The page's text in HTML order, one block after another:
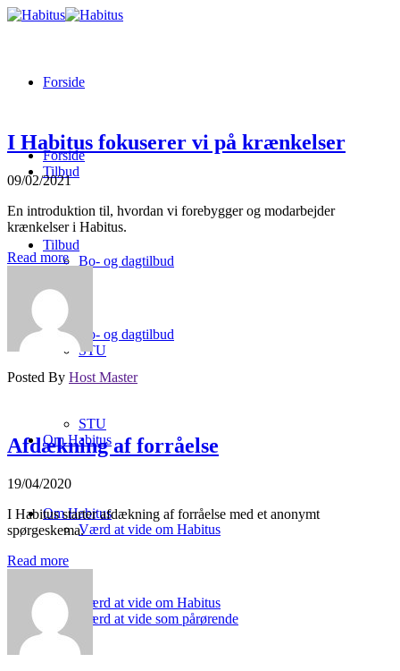
Forside
Tilbud
Bo- og dagtilbud
STU
Om Habitus
Værd at vide om Habitus
Værd at vide som pårørende
Forside
Tilbud
Bo- og dagtilbud
STU
Om Habitus
Værd at vide om Habitus
I Habitus fokuserer vi på krænkelser
09/02/2021
En introduktion til, hvordan vi forebygger og modarbejder
krænkelser i Habitus.
Read more
Posted By Host Master
Afdækning af forråelse
19/04/2020
I Habitus starter afdækning af forråelse med et anonymt
spørgeskema.
Read more